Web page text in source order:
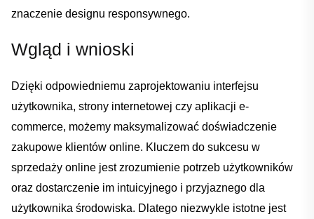
znaczenie designu ⁢responsywnego.
Wgląd i wnioski
Dzięki odpowiedniemu zaprojektowaniu interfejsu
użytkownika,‍ strony internetowej czy ​aplikacji e-
commerce, możemy maksymalizować ​doświadczenie
zakupowe⁢ klientów online. ⁢Kluczem ‍do ‌sukcesu w​
sprzedaży online jest zrozumienie potrzeb użytkowników
oraz⁣ dostarczenie im intuicyjnego i przyjaznego dla‌
użytkownika ⁢środowiska. Dlatego‍ niezwykle⁣ istotne jest